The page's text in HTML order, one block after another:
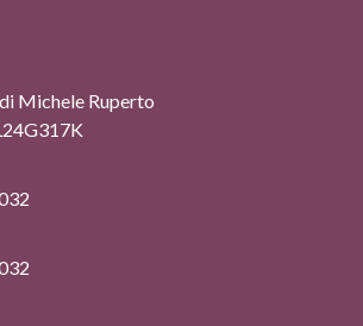
Michele Ruperto